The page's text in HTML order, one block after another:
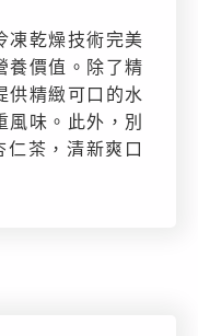
凍乾燥技術完美
養價值。除了精
供精緻可口的水
風味。此外，別
茶，清新爽口